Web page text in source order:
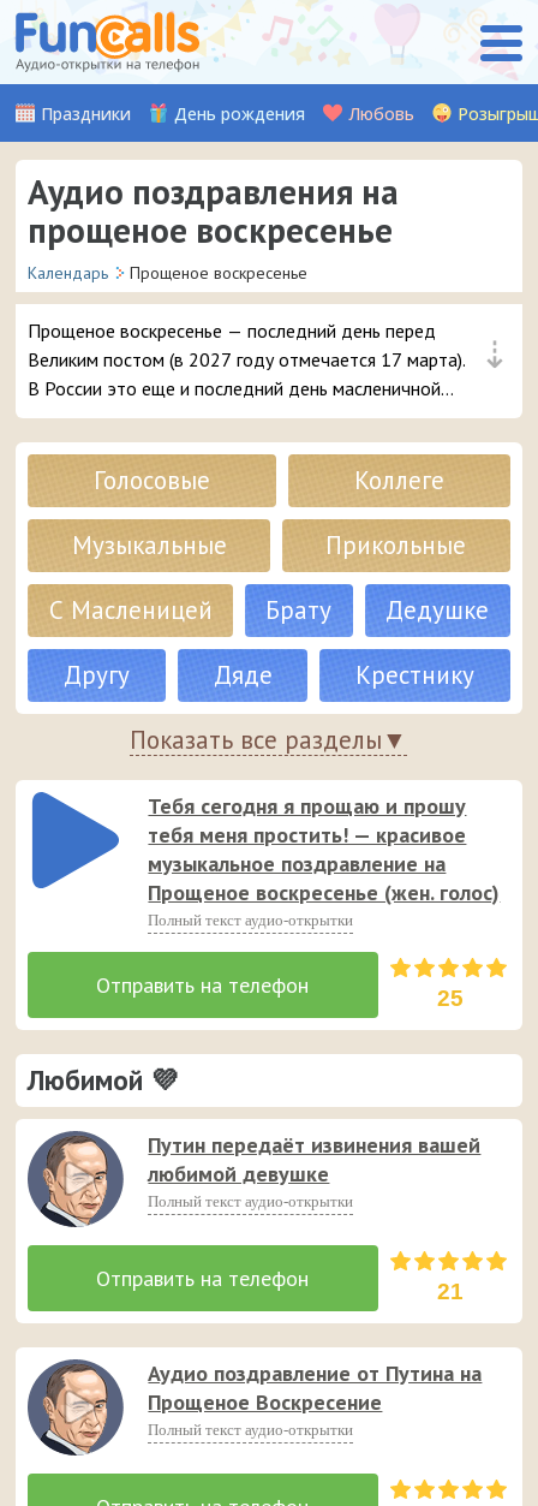
Праздники День рождения Любовь
Аудио поздравления на
прощеное воскресенье
Календарь Прощеное воскресенье
⇣
Прощеное воскресенье — последний день перед
Великим постом (в 2027 году отмечается 17 марта).
В России это еще и последний день масленичной
недели. Именно сегодня следует вспомнить все свои
грехи и у всех людей, кому вы могли даже ненароком
нанести обиду, обязательно нужно попросить
прощения. Специально к празднику мы записали
множество красивых аудио открыток с
поздравлениями, которые можно отправить на
смартфон в виде входящего звонка.
Голосовые
Коллеге
Музыкальные
Прикольные
С Масленицей
Брату
Дедушке
Другу
Дяде
Крестнику
Крёстному
Любимому
Начальнику
Папе
Свёкру
Сыну
Тестю
Бабушке
Жене
Крёстной
Любимой
Маме
Подруге
Свекрови
Сестре
Тёте
Тёще
Показать все разделы▼
Тебя сегодня я прощаю и прошу
тебя меня простить! — красивое
музыкальное поздравление на
Прощеное воскресенье (жен. голос)
Полный текст аудио-открытки
25
Любимой 💜
Путин передаёт извинения вашей
любимой девушке
Полный текст аудио-открытки
21
Аудио поздравление от Путина на
Прощеное Воскресение
Полный текст аудио-открытки